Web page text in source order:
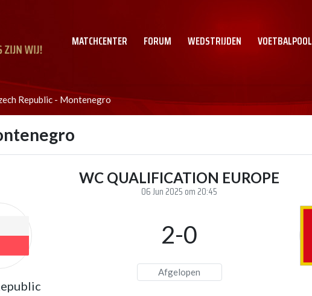
MATCHCENTER FORUM WEDSTRIJDEN VOETBALPOOL
Republic - Montenegro
WC QUALIFICATION EUROPE
06 Jun 2025 om 20:45
2-0
Afgelopen